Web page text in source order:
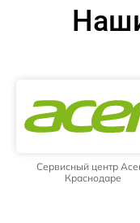
Сервисный центр
Краснодаре